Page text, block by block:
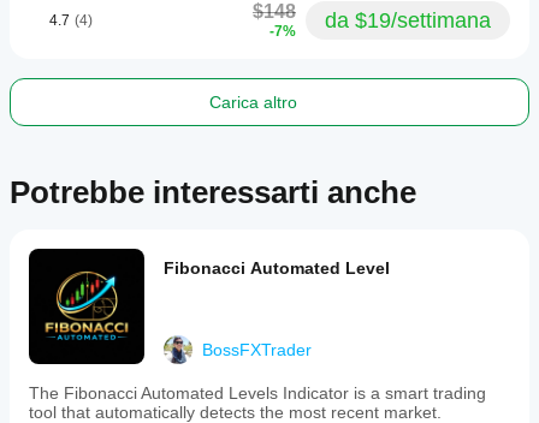
4.7 (4) $148
-7% da $19/settimana
Carica altro
Potrebbe interessarti anche
Fibonacci Automated Level
BossFXTrader
The Fibonacci Automated Levels Indicator is a smart trading
tool that automatically detects the most recent market.